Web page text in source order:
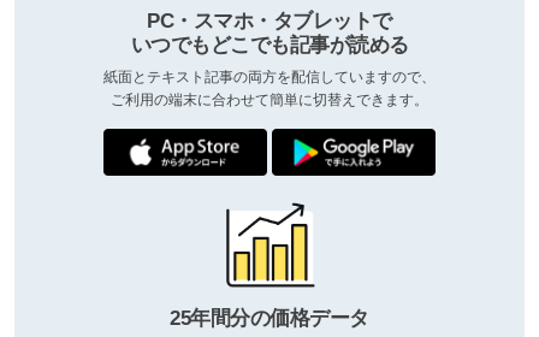
PC・スマホ・タブレットで
いつでもどこでも記事が読める
紙面とテキスト記事の両方を配信していますので、
ご利用の端末に合わせて簡単に切替えできます。
25年間分の価格データ